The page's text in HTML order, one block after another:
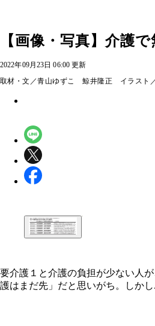
【画像・写真】介護
2022年09月23日 06:00 更新
取材・文／青山ゆずこ 鯨井隆正 イラスト
要介護１と介護の負担が少ない人
護はまだ先」だと思いがち。しかし